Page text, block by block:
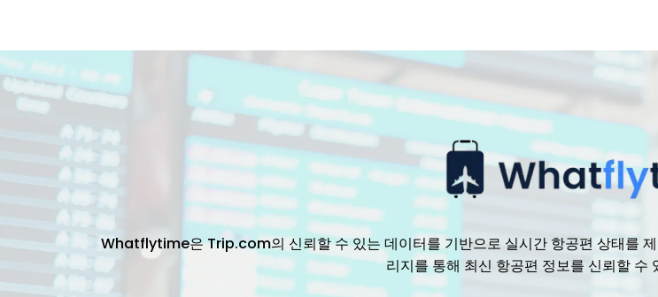
Whatflytime은 Trip.com의 신뢰할 수 있는 데이터를 기반으로 실시간 항공편 상태를
리지를 통해 최신 항공편 정보를 신뢰할 수